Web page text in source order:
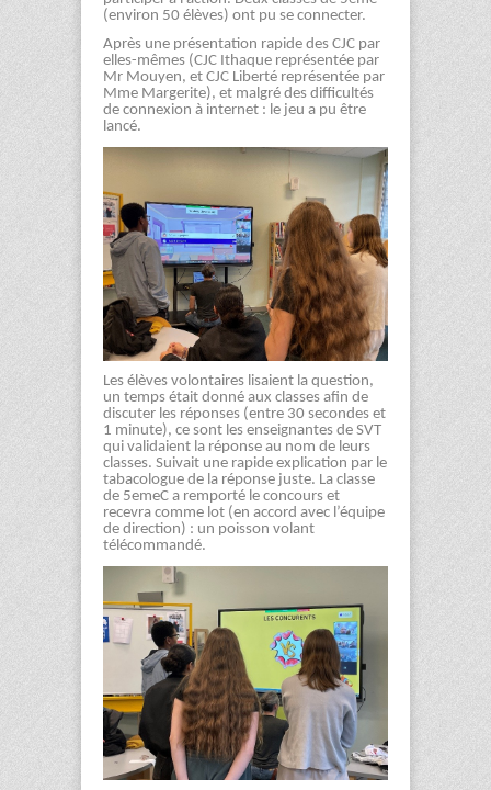
(environ 50 élèves) ont pu se connecter.
Après une présentation rapide des CJC par
elles-mêmes (CJC Ithaque représentée par
Mr Mouyen, et CJC Liberté représentée par
Mme Margerite), et malgré des difficultés
de connexion à internet : le jeu a pu être
lancé.
Les élèves volontaires lisaient la question,
un temps était donné aux classes afin de
discuter les réponses (entre 30 secondes et
1 minute), ce sont les enseignantes de SVT
qui validaient la réponse au nom de leurs
classes. Suivait une rapide explication par le
tabacologue de la réponse juste. La classe
de 5emeC a remporté le concours et
recevra comme lot (en accord avec l’équipe
de direction) : un poisson volant
télécommandé.